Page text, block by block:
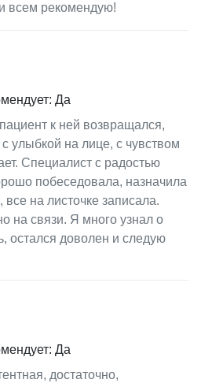
всем рекомендую!
Да
к ней возвращался,
с улыбкой на лице, с чувством
Специалист с радостью
побеседовала, назначила
на листочке записала.
на связи. Я много узнал о
остался доволен и следую
Да
достаточно,